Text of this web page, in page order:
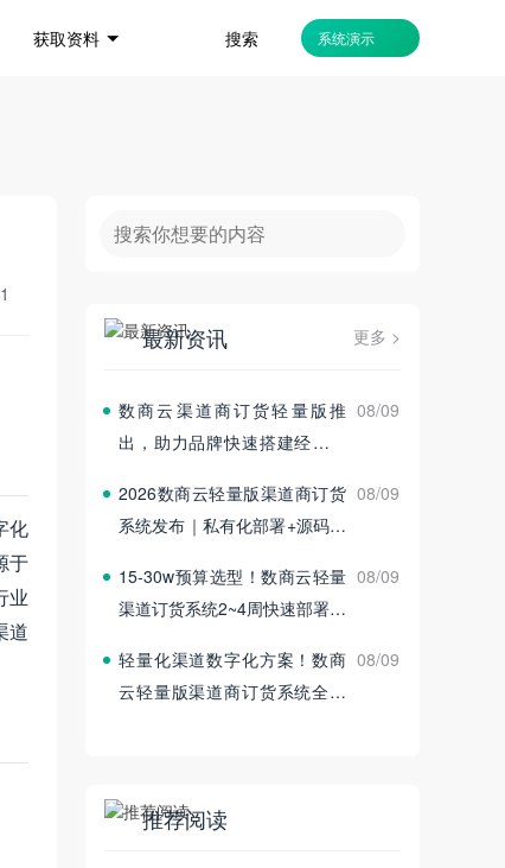
获取资料 搜索 系统演示
化
于
业
道
最新资讯 更多 >
数商云渠道商订货轻量版推
出，助力品牌快速搭建经销商
08/09
2026数商云轻量版渠道商订货
系统发布｜私有化部署+源码交
08/09
15‑30w预算选型！数商云轻量
渠道订货系统2~4周快速部署上
08/09
轻量化渠道数字化方案！数商
云轻量版渠道商订货系统全新
08/09
推荐阅读